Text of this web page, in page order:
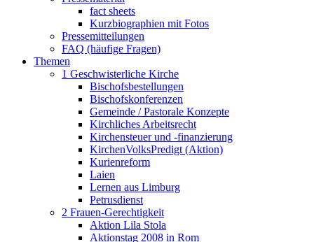
fact sheets
Kurzbiographien mit Fotos
Pressemitteilungen
FAQ (häufige Fragen)
Themen
1 Geschwisterliche Kirche
Bischofsbestellungen
Bischofskonferenzen
Gemeinde / Pastorale Konzepte
Kirchliches Arbeitsrecht
Kirchensteuer und -finanzierung
KirchenVolksPredigt (Aktion)
Kurienreform
Laien
Lernen aus Limburg
Petrusdienst
2 Frauen-Gerechtigkeit
Aktion Lila Stola
Aktionstag 2008 in Rom